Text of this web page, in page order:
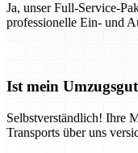
Ja, unser Full-Service-
professionelle Ein- und
Ist mein
Selbstverständlich! Ihre
Transports über uns